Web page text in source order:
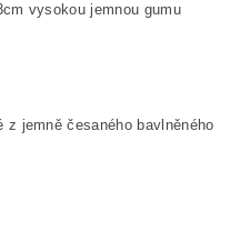
vysokou jemnou gumu
z jemně česaného bavlněného